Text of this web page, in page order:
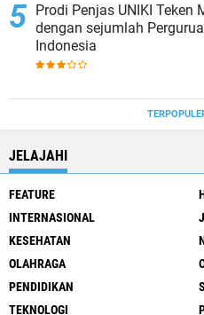
Prodi Penjas UNIKI Teken
dengan sejumlah
Indonesia
JELAJAHI
FEATURE
INTERNASIONAL
KESEHATAN
OLAHRAGA
PENDIDIKAN
TEKNOLOGI